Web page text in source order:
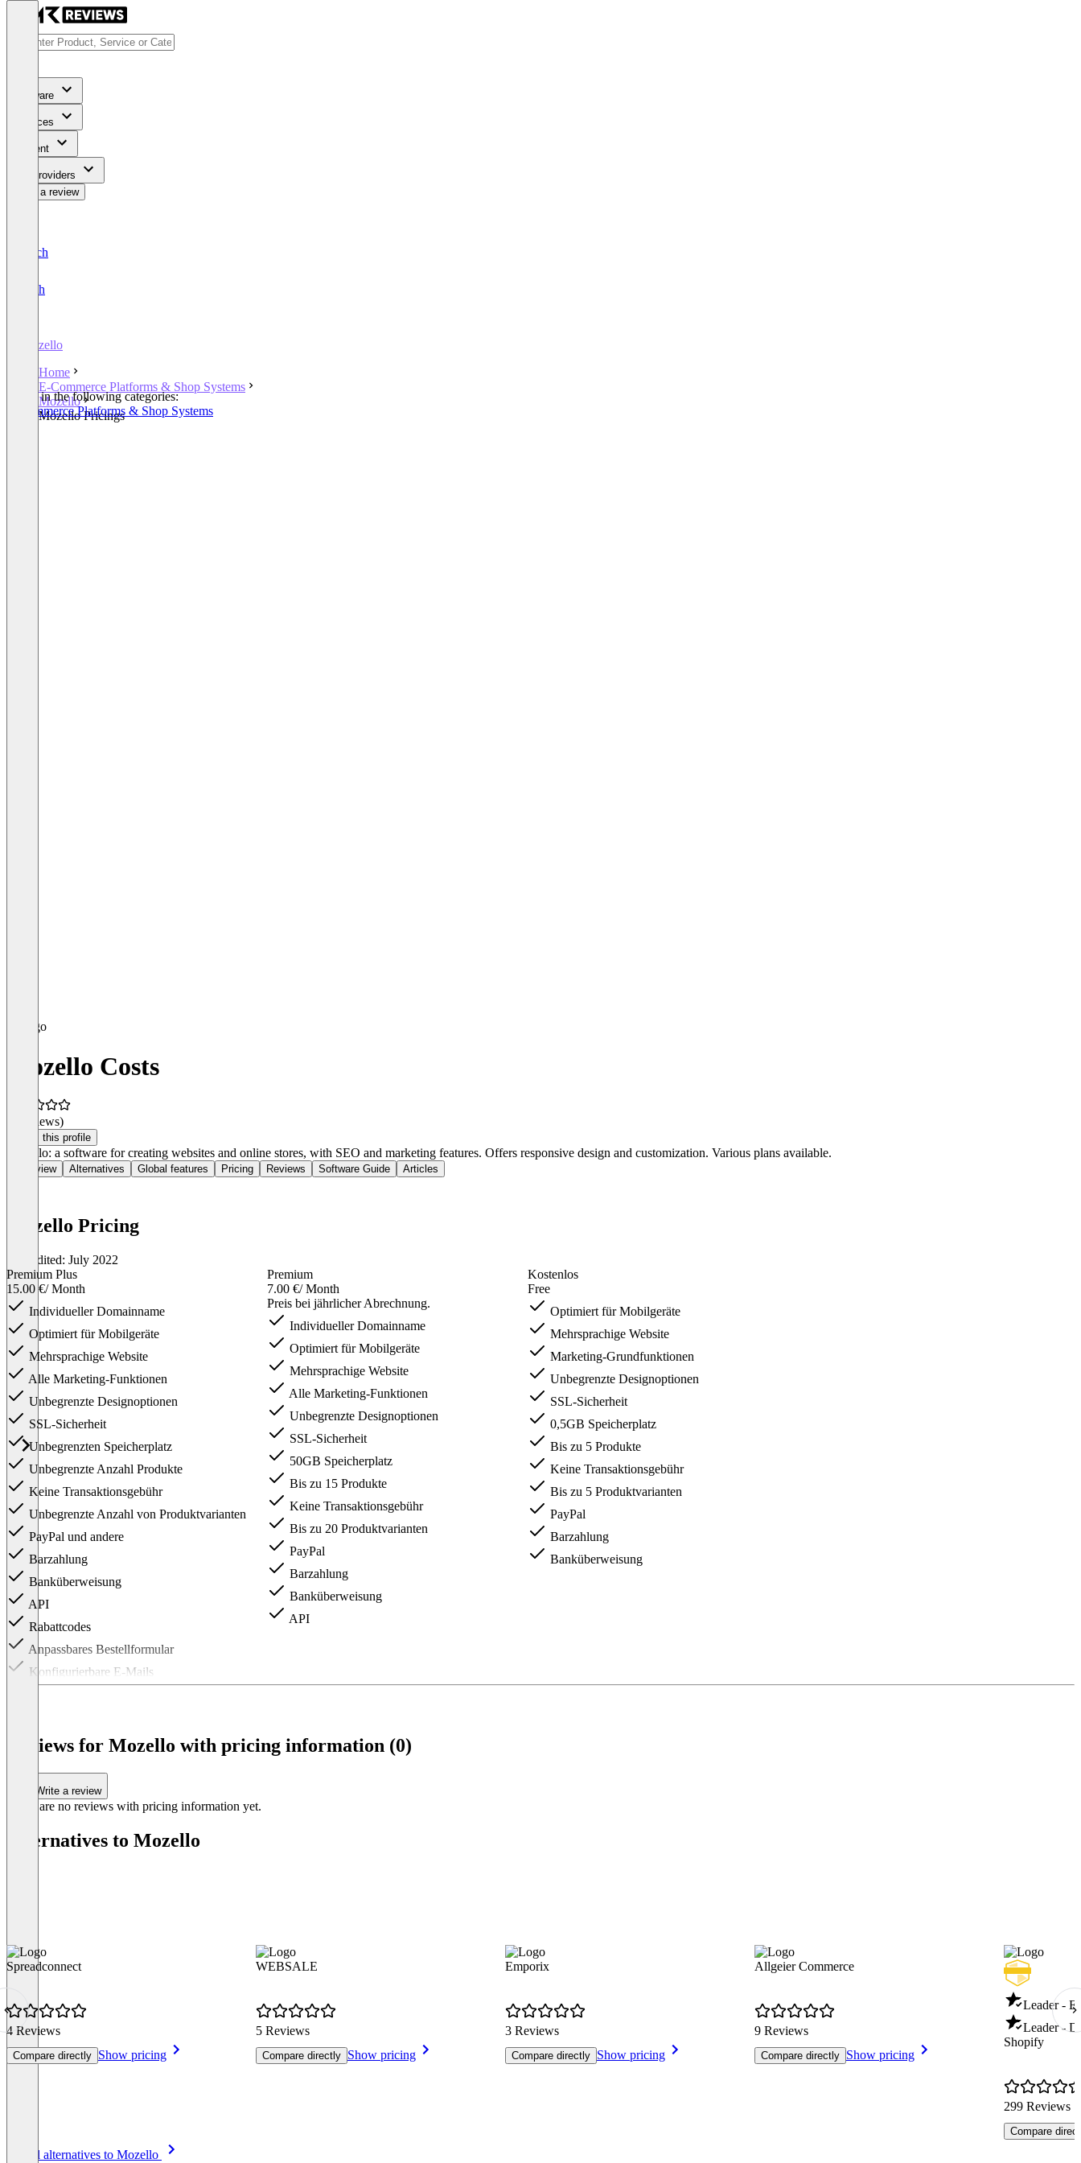
Software
Services
Content
For Providers
Write a review
Deutsch
English
Mozello
Home
E-Commerce Platforms & Shop Systems
Mozello
Mozello Pricings
Listed in the following categories:
E-Commerce Platforms & Shop Systems
Mozello Costs
(0 reviews)
Claim this profile
Mozello: a software for creating websites and online stores, with SEO and marketing features. Offers responsive design and customization. Various plans available.
Overview Alternatives Global features Pricing Reviews Software Guide Articles
Mozello Pricing
Last edited: July 2022
Premium Plus
15.00 €/ Month
Individueller Domainname
Optimiert für Mobilgeräte
Mehrsprachige Website
Alle Marketing-Funktionen
Unbegrenzte Designoptionen
SSL-Sicherheit
Unbegrenzten Speicherplatz
Unbegrenzte Anzahl Produkte
Keine Transaktionsgebühr
Unbegrenzte Anzahl von Produktvarianten
PayPal und andere
Barzahlung
Banküberweisung
API
Rabattcodes
Anpassbares Bestellformular
Konfigurierbare E-Mails
Digitale Produktlieferung
Premium
7.00 €/ Month
Preis bei jährlicher Abrechnung.
Individueller Domainname
Optimiert für Mobilgeräte
Mehrsprachige Website
Alle Marketing-Funktionen
Unbegrenzte Designoptionen
SSL-Sicherheit
50GB Speicherplatz
Bis zu 15 Produkte
Keine Transaktionsgebühr
Bis zu 20 Produktvarianten
PayPal
Barzahlung
Banküberweisung
API
Kostenlos
Free
Optimiert für Mobilgeräte
Mehrsprachige Website
Marketing-Grundfunktionen
Unbegrenzte Designoptionen
SSL-Sicherheit
0,5GB Speicherplatz
Bis zu 5 Produkte
Keine Transaktionsgebühr
Bis zu 5 Produktvarianten
PayPal
Barzahlung
Banküberweisung
Reviews for Mozello with pricing information (0)
Write a review
There are no reviews with pricing information yet.
Alternatives to Mozello
Spreadconnect
4 Reviews
Compare directly Show pricing
WEBSALE
5 Reviews
Compare directly Show pricing
Emporix
3 Reviews
Compare directly Show pricing
Allgeier Commerce
9 Reviews
Compare directly Show pricing
Leader -
Leader -
Shopify
299 Reviews
Compare
See all alternatives to Mozello